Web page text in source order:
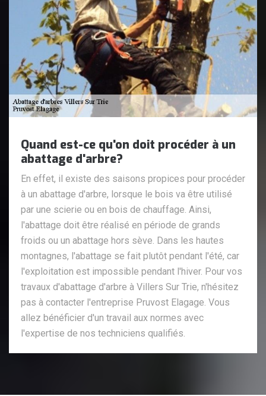
Quand est-ce qu'on doit procéder à un
abattage d'arbre?
En effet, il existe des saisons propices pour procéder
à un abattage d'arbre, lorsque le bois va être utilisé
par une scierie ou en bois de chauffage. Ainsi,
l'abattage doit être réalisé en période de grands
froids ou un abattage hors sève. Dans les hautes
montagnes, l'abattage se fait plutôt pendant l'été, car
l'exploitation est impossible pendant l'hiver. Pour vos
travaux d'abattage d'arbre à Villers Sur Trie, n'hésitez
pas à contacter l'entreprise Pruvost Elagage. Vous
allez bénéficier d'un travail aux normes avec
l'expertise de nos techniciens qualifiés.